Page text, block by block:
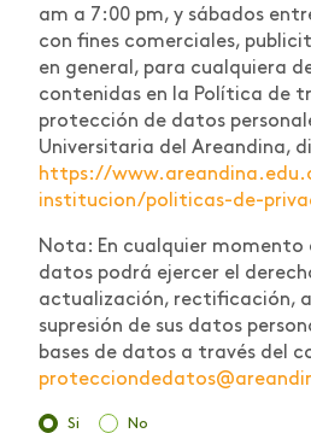
am a 7:00 pm, y sábados
con fines comerciales,
en general, para cualquiera
contenidas en la Política de
protección de datos
Universitaria del Areandina,
https://
institucion/politicas-de-
Nota: En cualquier
datos podrá ejercer el
actualización, rectificación,
supresión de sus datos
bases de datos a través del
Si No